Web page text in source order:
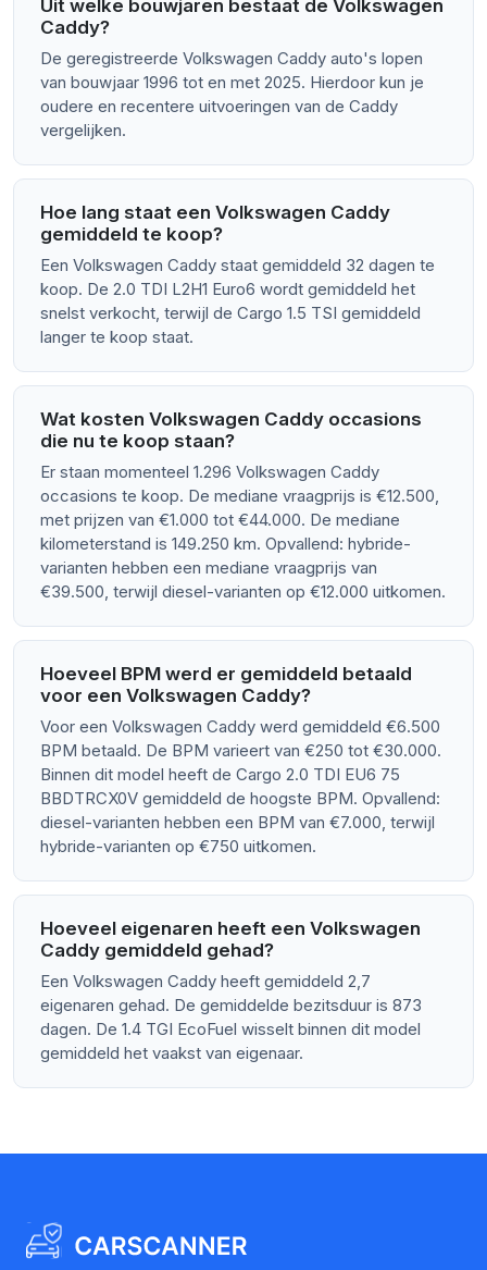
Uit welke bouwjaren bestaat de Volkswagen
Caddy?
De geregistreerde Volkswagen Caddy auto's lopen
van bouwjaar 1996 tot en met 2025. Hierdoor kun je
oudere en recentere uitvoeringen van de Caddy
vergelijken.
Hoe lang staat een Volkswagen Caddy
gemiddeld te koop?
Een Volkswagen Caddy staat gemiddeld 32 dagen te
koop. De 2.0 TDI L2H1 Euro6 wordt gemiddeld het
snelst verkocht, terwijl de Cargo 1.5 TSI gemiddeld
langer te koop staat.
Wat kosten Volkswagen Caddy occasions
die nu te koop staan?
Er staan momenteel 1.296 Volkswagen Caddy
occasions te koop. De mediane vraagprijs is €12.500,
met prijzen van €1.000 tot €44.000. De mediane
kilometerstand is 149.250 km. Opvallend: hybride-
varianten hebben een mediane vraagprijs van
€39.500, terwijl diesel-varianten op €12.000 uitkomen.
Hoeveel BPM werd er gemiddeld betaald
voor een Volkswagen Caddy?
Voor een Volkswagen Caddy werd gemiddeld €6.500
BPM betaald. De BPM varieert van €250 tot €30.000.
Binnen dit model heeft de Cargo 2.0 TDI EU6 75
BBDTRCX0V gemiddeld de hoogste BPM. Opvallend:
diesel-varianten hebben een BPM van €7.000, terwijl
hybride-varianten op €750 uitkomen.
Hoeveel eigenaren heeft een Volkswagen
Caddy gemiddeld gehad?
Een Volkswagen Caddy heeft gemiddeld 2,7
eigenaren gehad. De gemiddelde bezitsduur is 873
dagen. De 1.4 TGI EcoFuel wisselt binnen dit model
gemiddeld het vaakst van eigenaar.